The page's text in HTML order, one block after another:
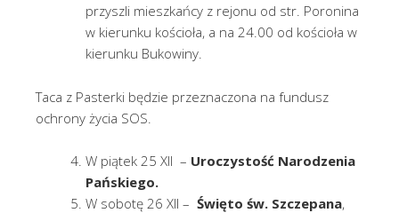
przyszli mieszkańcy z rejonu od str. Poronina
w kierunku kościoła, a na 24.00 od kościoła w
kierunku Bukowiny.
Taca z Pasterki będzie przeznaczona na fundusz
ochrony życia SOS.
W piątek 25 XII – Uroczystość Narodzenia
Pańskiego.
W sobotę 26 XII – Święto św. Szczepana,